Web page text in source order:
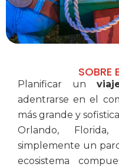
SOBRE
Planificar un
adentrarse en el
más grande y
Orlando, Florida,
simplemente un
ecosistema